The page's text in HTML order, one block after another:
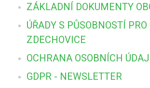
ZÁKLADNÍ DOKUMENTY
ÚŘADY S PŮSOBNOSTÍ PRO
ZDECHOVICE
OCHRANA OSOBNÍCH
GDPR - NEWSLETTER